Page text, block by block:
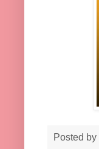
Posted by